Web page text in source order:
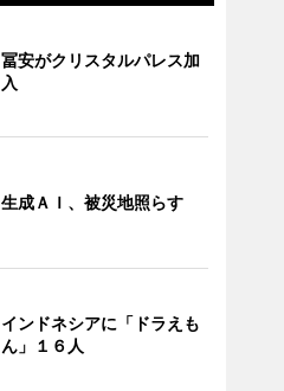
冨安がクリスタルパレス加
入
生成ＡＩ、被災地照らす
インドネシアに「ドラえも
ん」１６人